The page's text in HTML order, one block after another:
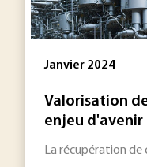
Janvier 2024
Valorisation
enjeu d'avenir
La récupération